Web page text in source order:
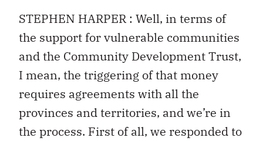
STEPHEN HARPER : Well, in terms of
the support for vulnerable communities
and the Community Development Trust,
I mean, the triggering of that money
requires agreements with all the
provinces and territories, and we’re in
the process. First of all, we responded to